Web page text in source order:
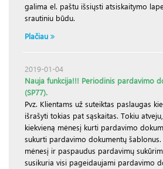
galima el. paštu išsiųsti atsiskaitymo
srautiniu būdu.
Plačiau
2019-01-04
Nauja funkcija!!! Periodinis pardavimo
(SP77).
Pvz. Klientams už suteiktas paslaugas
išrašyti tokias pat sąskaitas. Tokiu
kiekvieną mėnesį kurti pardavimo
sukurti pardavimo dokumentų
mėnesį ir paspaudus pardavimų
susikuria visi pageidaujami pardavimo